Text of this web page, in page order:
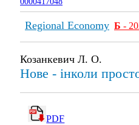
Regional Economy Б -
Козанкевич Л. О.
Нове - інколи
PDF